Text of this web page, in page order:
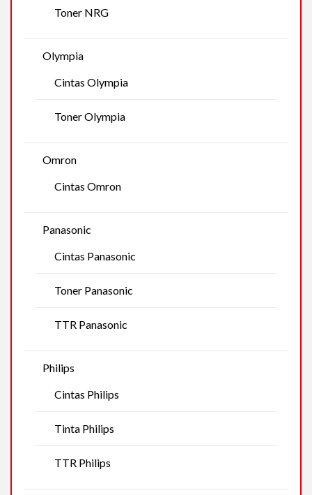
Toner NRG
Olympia
Cintas Olympia
Toner Olympia
Omron
Cintas Omron
Panasonic
Cintas Panasonic
Toner Panasonic
TTR Panasonic
Philips
Cintas Philips
Tinta Philips
TTR Philips